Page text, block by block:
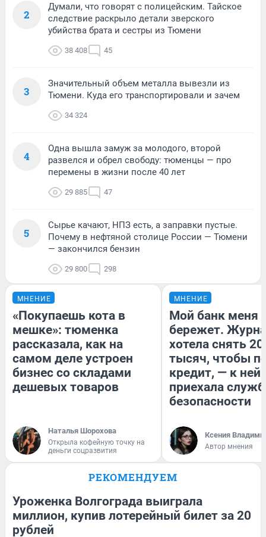
2
Думали, что говорят с полицейским. Тайское
следствие раскрыло детали зверского
убийства брата и сестры из Тюмени
38 408 45
3
Значительный объем металла вывезли из
Тюмени. Куда его транспортировали и зачем
34 324
4
Одна вышла замуж за молодого, второй
развелся и обрел свободу: тюменцы — про
перемены в жизни после 40 лет
29 885 47
5
Сырье качают, НПЗ есть, а заправки пустые.
Почему в нефтяной столице России — Тюмени
— закончился бензин
29 800 298
МНЕНИЕ
«Покупаешь кота в
мешке»: тюменка
рассказала, как на
самом деле устроен
бизнес со складами
дешевых товаров
Наталья Шорохова
Открыла кофейную точку на
деньги соцразвития
МНЕНИЕ
Мой банк меня
бережет.
хотела снять
тысяч, чтобы
кредит, — к
приехала
безопасности
Ксения
Автор мнения
РЕКОМЕНДУЕМ
Уроженка Волгограда выиграла
миллион, купив лотерейный билет за 20
рублей